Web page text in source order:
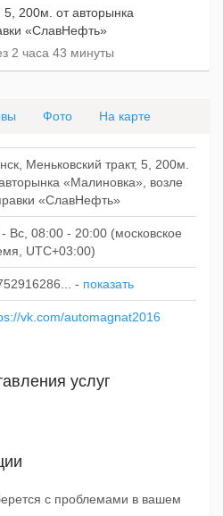
5, 200м. от авторынка
«СлавНефть»
2 часа 43 минуты
Фото На карте
Меньковский тракт, 5, 200м.
«Малиновка», возле
«СлавНефть»
Вс, 08:00 - 20:00 (московское
UTC+03:00)
- показать
vk.com/automagnat2016
услуг
с проблемами в вашем